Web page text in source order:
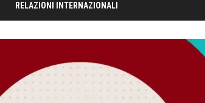
RELAZIONI INTERNAZIONALI